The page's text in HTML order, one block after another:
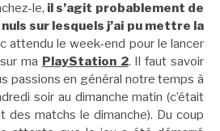
le, il s’agit probablement de
nuls sur lesquels j’ai pu mettre la
attendu le week-end pour le lancer
ma PlayStation 2. Il faut savoir
passions en général notre temps à
soir au dimanche matin (c’était
des matchs le dimanche). Du coup